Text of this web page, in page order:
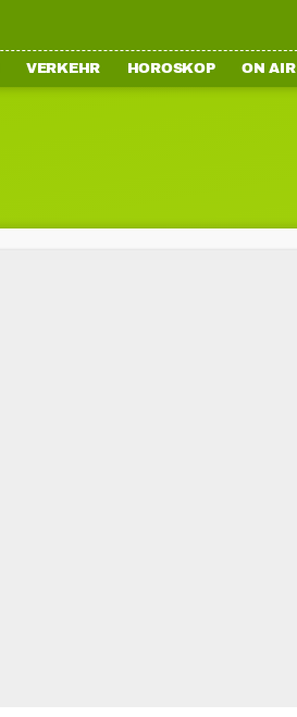
VERKEHR HOROSKOP ON AIR